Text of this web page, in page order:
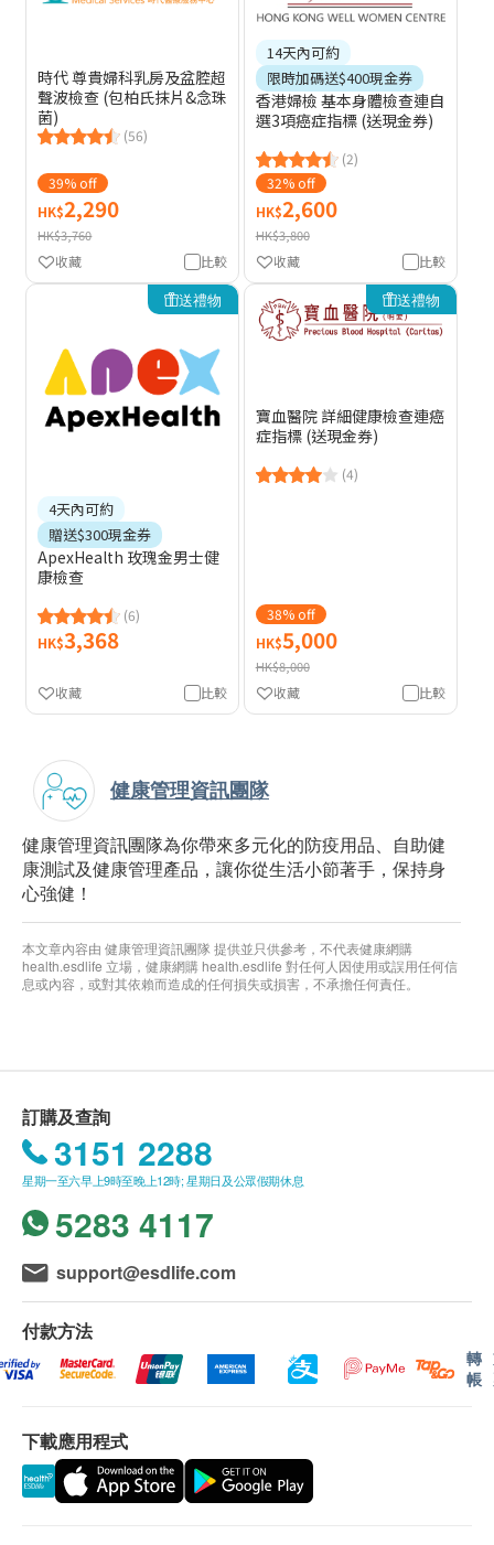
時代 尊貴婦科乳房及盆腔超
聲波檢查 (包柏氏抹片&念珠
菌)
(56)
39% off
HK$2,290
HK$3,760
比較
收藏
14天內可約
限時加碼送$400現金券
香港婦檢 基本身體檢查連自
選3項癌症指標 (送現金券)
(2)
32% off
HK$2,600
HK$3,800
比較
收藏
送禮物
4天內可約
贈送$300現金券
ApexHealth 玫瑰金男士健
康檢查
(6)
HK$3,368
比較
收藏
送禮物
寶血醫院 詳細健康檢查連癌
症指標 (送現金券)
(4)
38% off
HK$5,000
HK$8,000
比較
收藏
健康管理資訊團隊
健康管理資訊團隊為你帶來多元化的防疫用品、自助健
康測試及健康管理產品，讓你從生活小節著手，保持身
心強健！
本文章內容由 健康管理資訊團隊 提供並只供參考，不代表健康網購
health.esdlife 立場，健康網購 health.esdlife 對任何人因使用或誤用任何信
息或內容，或對其依賴而造成的任何損失或損害，不承擔任何責任。
訂購及查詢
3151 2288
星期一至六早上9時至晚上12時; 星期日及公眾假期休息
5283 4117
support@esdlife.com
付款方法
轉
帳
下載應用程式